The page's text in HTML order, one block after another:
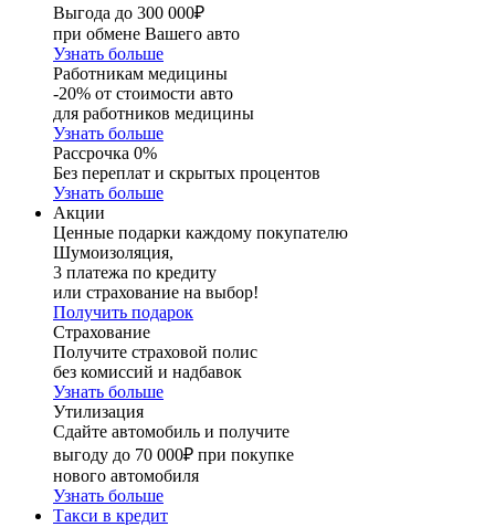
Выгода до 300 000₽
при обмене Вашего авто
Узнать больше
Работникам медицины
-20% от стоимости авто
для работников медицины
Узнать больше
Рассрочка 0%
Без переплат и скрытых процентов
Узнать больше
Акции
Ценные подарки каждому покупателю
Шумоизоляция,
3 платежа по кредиту
или страхование на выбор!
Получить подарок
Страхование
Получите страховой полис
без комиссий и надбавок
Узнать больше
Утилизация
Сдайте автомобиль и получите
выгоду до 70 000₽ при покупке
нового автомобиля
Узнать больше
Такси в кредит